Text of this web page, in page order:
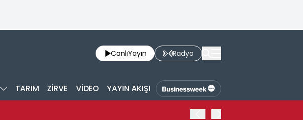
CanlıYayın Radyo
TARIM ZİRVE VİDEO YAYIN AKIŞI